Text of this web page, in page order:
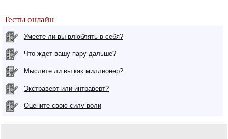
Тесты онлайн
Умеете ли вы влюблять в себя?
Что ждет вашу пару дальше?
Мыслите ли вы как миллионер?
Экстраверт или интраверт?
Оцените свою силу воли